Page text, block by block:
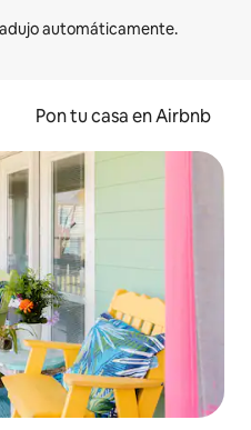
Pon tu casa en Airbnb